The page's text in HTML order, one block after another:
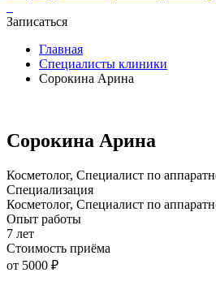
Записаться
Главная
Специалисты клиники
Сорокина Арина
Сорокина Арина
Косметолог, Специалист по
Специализация
Косметолог, Специалист по
Опыт работы
7 лет
Стоимость приёма
от 5000 ₽